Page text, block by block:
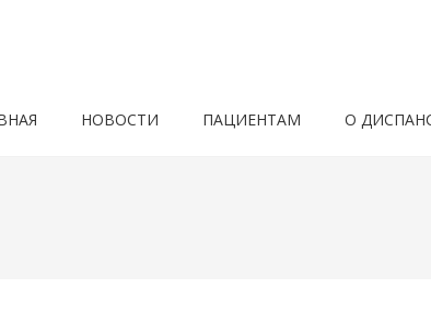
НОВОСТИ ПАЦИЕНТАМ О